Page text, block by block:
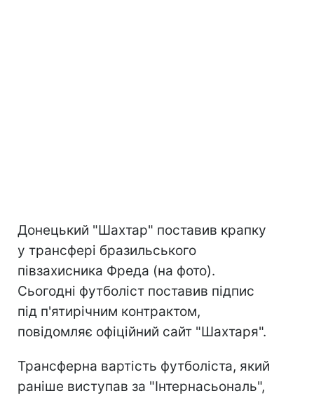
Донецький "Шахтар" поставив крапку
у трансфері бразильського
півзахисника Фреда (на фото).
Сьогодні футболіст поставив підпис
під п'ятирічним контрактом,
повідомляє офіційний сайт "Шахтаря".
Трансферна вартість футболіста, який
раніше виступав за "Інтернасьональ",